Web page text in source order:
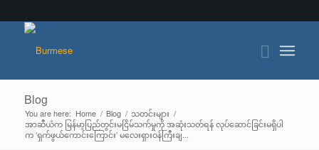
Blog
You are here: Home / Blog / သတင်းများ /
အာဆီယံက မြန်မာ့ပြည်တွင်းမငြိမ်သက်မှုကို အဆုံးသတ်ရန် လုပ်ဆောင်ခြင်းမရှိပါ
က ‘ရှက်ဖွယ်ကောင်းကြောင်း’ မလေးရှားဝန်ကြီးချ...